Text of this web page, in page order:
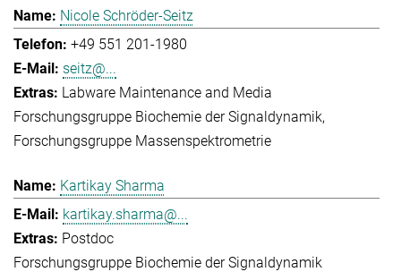
Nicole Schröder-Seitz
+49 551 201-1980
seitz@...
Labware Maintenance and Media
Forschungsgruppe Biochemie der Signaldynamik
Forschungsgruppe Massenspektrometrie
Kartikay Sharma
kartikay.sharma@...
Postdoc
Forschungsgruppe Biochemie der Signaldynamik